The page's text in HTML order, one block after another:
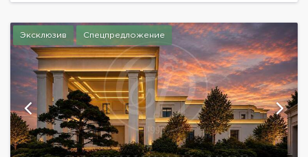
Эксклюзив Спецпредложение